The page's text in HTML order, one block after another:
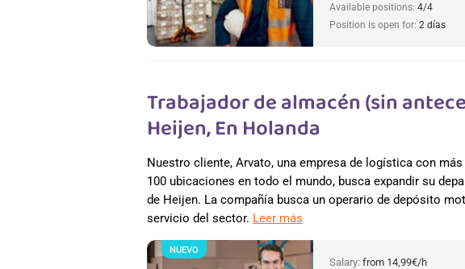
Available positions: 4/4
Position is open for: 2 días
Trabajador de almacén (sin
Heijen, En Holanda
Nuestro cliente, Arvato, una empresa de logística con
100 ubicaciones en todo el mundo, busca expandir su
de Heijen. La compañía busca un operario de depósito
servicio del sector. Leer más
Salary: from 14,99€/h
NUEVO